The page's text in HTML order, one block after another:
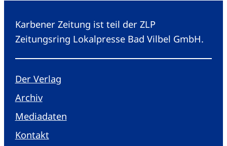
Karbener Zeitung ist teil der ZLP
Zeitungsring Lokalpresse Bad Vilbel GmbH.
Der Verlag
Archiv
Mediadaten
Kontakt